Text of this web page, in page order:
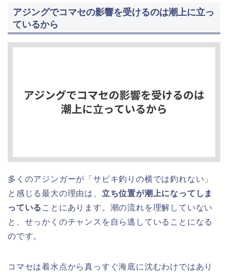
アジングでコマセの影響を受けるのは潮上に立っ
ているから
多くのアジンガーが「サビキ釣りの横では釣れない」
と感じる最大の理由は、 立ち位置が潮上になってしま
っている ことにあります。潮の流れを理解していない
と、せっかくのチャンスを自ら逃していることになる
のです。
コマセは着水点から真っすぐ海底に沈むわけではあり